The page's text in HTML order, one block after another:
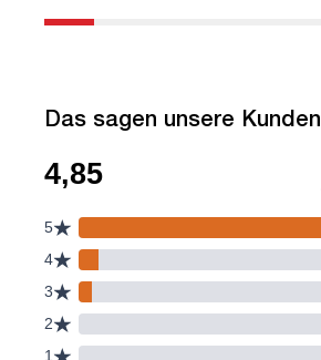
Das sagen unsere Kunden